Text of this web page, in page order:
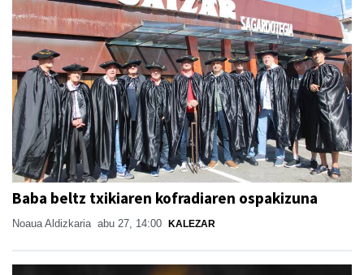
Baba beltz txikiaren kofradiaren ospakizuna
Noaua Aldizkaria abu 27, 14:00 KALEZAR